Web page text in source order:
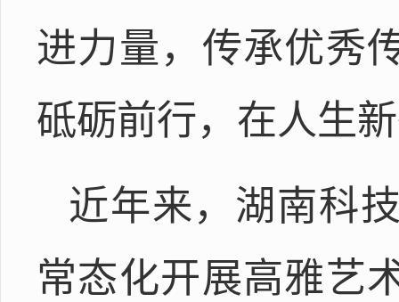
进力量，传承优秀
砥砺前行，在人生
近年来，湖南科
常态化开展高雅艺